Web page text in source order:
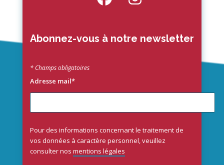
Abonnez-vous à notre newsletter
* Champs obligatoires
Adresse mail*
Pour des informations concernant le traitement de
vos données à caractère personnel, veuillez
consulter nos mentions légales